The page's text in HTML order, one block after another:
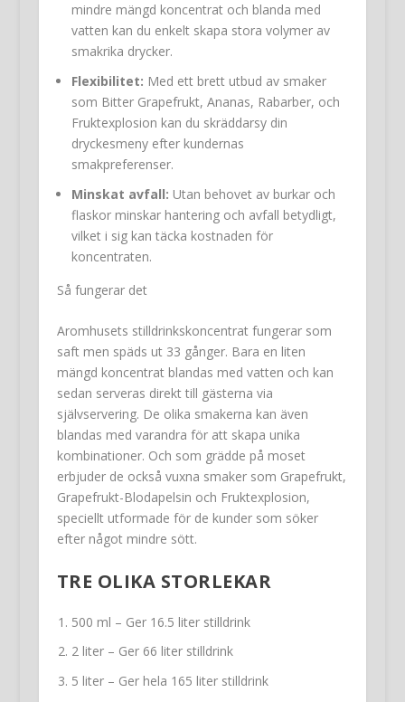
mindre mängd koncentrat och blanda med
vatten kan du enkelt skapa stora volymer av
smakrika drycker.
Flexibilitet: Med ett brett utbud av smaker
som Bitter Grapefrukt, Ananas, Rabarber, och
Fruktexplosion kan du skräddarsy din
dryckesmeny efter kundernas
smakpreferenser.
Minskat avfall: Utan behovet av burkar och
flaskor minskar hantering och avfall betydligt,
vilket i sig kan täcka kostnaden för
koncentraten.
Så fungerar det
Aromhusets stilldrinkskoncentrat fungerar som
saft men späds ut 33 gånger. Bara en liten
mängd koncentrat blandas med vatten och kan
sedan serveras direkt till gästerna via
självservering. De olika smakerna kan även
blandas med varandra för att skapa unika
kombinationer. Och som grädde på moset
erbjuder de också vuxna smaker som Grapefrukt,
Grapefrukt-Blodapelsin och Fruktexplosion,
speciellt utformade för de kunder som söker
efter något mindre sött.
TRE OLIKA STORLEKAR
500 ml – Ger 16.5 liter stilldrink
2 liter – Ger 66 liter stilldrink
5 liter – Ger hela 165 liter stilldrink